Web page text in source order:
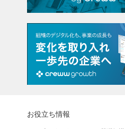
お役立ち情報